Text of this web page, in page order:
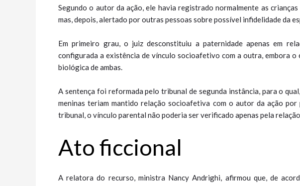
Segundo o autor da ação, ele havia registrado normalmente as
mas, depois, alertado por outras pessoas sobre possível infidelidade da
Em primeiro grau, o juiz desconstituiu a paternidade apenas em
configurada a existência de vínculo socioafetivo com a outra, embora o
biológica de ambas.
A sentença foi reformada pelo tribunal de segunda instância, para o
meninas teriam mantido relação socioafetiva com o autor da ação por
tribunal, o vínculo parental não poderia ser verificado apenas pela
Ato ficcional
A relatora do recurso, ministra Nancy Andrighi, afirmou que, de